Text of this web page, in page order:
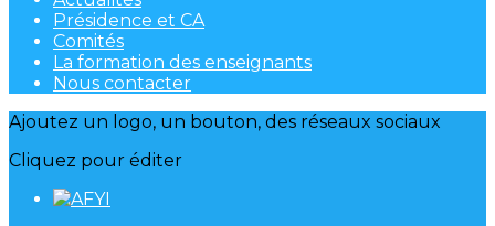
Présidence et CA
Comités
La formation des enseignants
Nous contacter
Ajoutez un logo, un bouton, des réseaux sociaux
Cliquez pour éditer